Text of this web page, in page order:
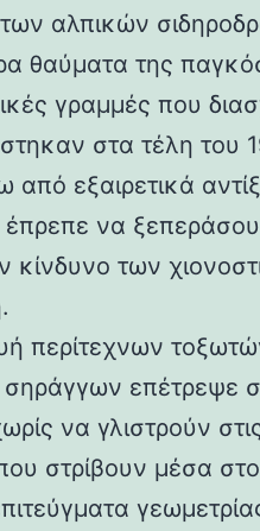
αλπικών
θαύματα της
γραμμές που
στα τέλη του
από εξαιρετικά
να ξεπεράσουν
κίνδυνο των
περίτεχνων
σηράγγων επέτρεψε
να γλιστρούν
στρίβουν μέσα